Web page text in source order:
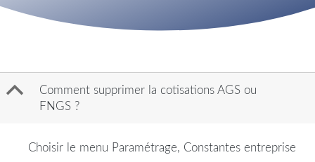
B
Comment supprimer la cotisations AGS ou
FNGS ?
Choisir le menu Paramétrage, Constantes entreprise